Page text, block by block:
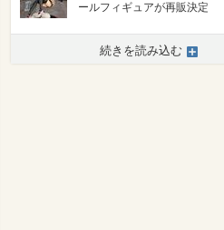
ールフィギュアが再販決定
続きを読み込む